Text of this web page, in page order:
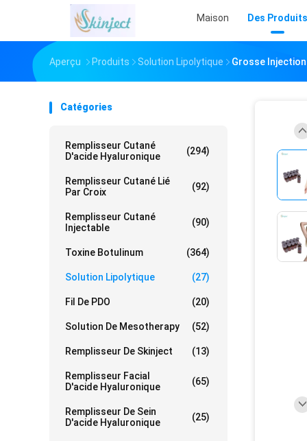
Maison Des Produits
Aperçu Produits Solution Lipolytique Grosse
Catégories
Remplisseur Cutané
D'acide Hyaluronique
(294)
Remplisseur Cutané Lié
Par Croix
(92)
Remplisseur Cutané
Injectable
(90)
Toxine Botulinum (364)
Solution Lipolytique (27)
Fil De PDO (20)
Solution De Mesotherapy (52)
Remplisseur De Skinject (13)
Remplisseur Facial
D'acide Hyaluronique
(65)
Remplisseur De Sein
D'acide Hyaluronique
(25)